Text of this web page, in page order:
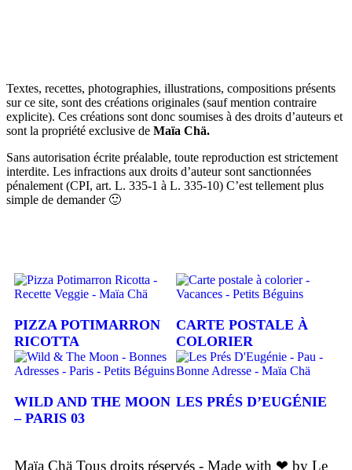
Textes, recettes, photographies, illustrations, compositions présents
sur ce site, sont des créations originales (sauf mention contraire
explicite). Ces créations sont donc soumises à des droits d’auteurs et
sont la propriété exclusive de Maïa Chä.
Sans autorisation écrite préalable, toute reproduction est strictement
interdite. Les infractions aux droits d’auteur sont sanctionnées
pénalement (CPI, art. L. 335-1 à L. 335-10) C’est tellement plus
simple de demander 🙂
PIZZA POTIMARRON
RICOTTA
CARTE POSTALE À
COLORIER
WILD AND THE MOON
– PARIS 03
LES PRÉS D’EUGÉNIE
Maïa Chä Tous droits réservés - Made with ❤ by Le